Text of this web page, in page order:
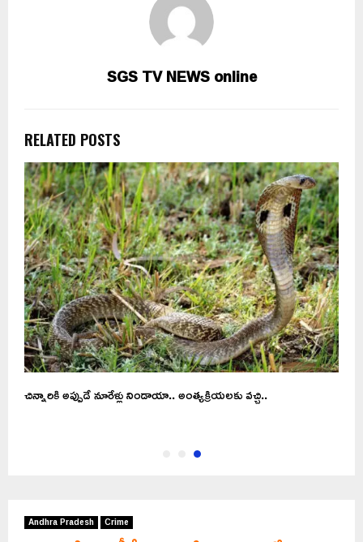
SGS TV NEWS online
RELATED POSTS
చిన్నారికి అప్పుడే నూరేళ్లు నిండాయా.. అంత్యక్రియలకు వచ్చి..
Andhra Pradesh Crime